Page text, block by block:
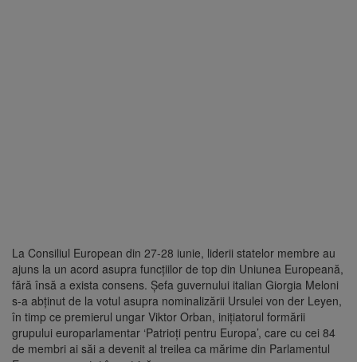
La Consiliul European din 27-28 iunie, liderii statelor membre au
ajuns la un acord asupra funcţiilor de top din Uniunea Europeană,
fără însă a exista consens. Şefa guvernului italian Giorgia Meloni
s-a abţinut de la votul asupra nominalizării Ursulei von der Leyen,
în timp ce premierul ungar Viktor Orban, iniţiatorul formării
grupului europarlamentar ‘Patrioţi pentru Europa’, care cu cei 84
de membri ai săi a devenit al treilea ca mărime din Parlamentul